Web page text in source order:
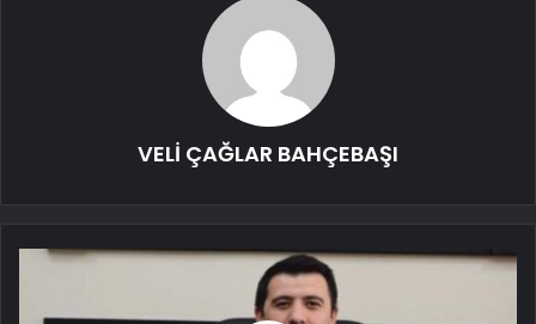
VELİ ÇAĞLAR BAHÇEBAŞI